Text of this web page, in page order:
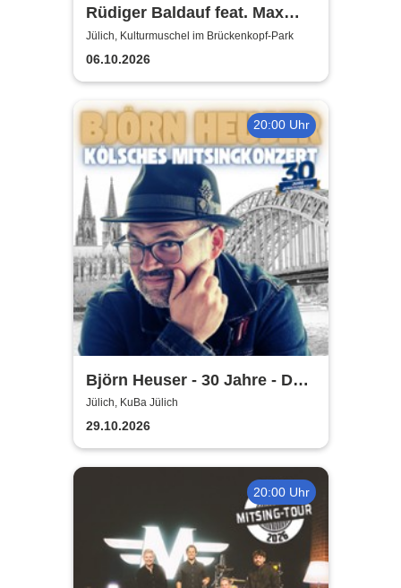
Rüdiger Baldauf feat. Max
Mutzke
Jülich, Kulturmuschel im Brückenkopf-Park
06.10.2026
20:00 Uhr
Björn Heuser - 30 Jahre - Das
Jubiläumskonzert
Jülich, KuBa Jülich
29.10.2026
20:00 Uhr